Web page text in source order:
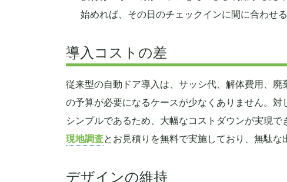
始めれば、その日のチェックインに間に合わせる
導入コストの差
従来型の自動ドア導入は、サッシ代、解体費用、
の予算が必要になるケースが少なくありません。
シンプルであるため、大幅なコストダウンが実現
現地調査とお見積りを無料で実施しており、無駄な
デザインの維持